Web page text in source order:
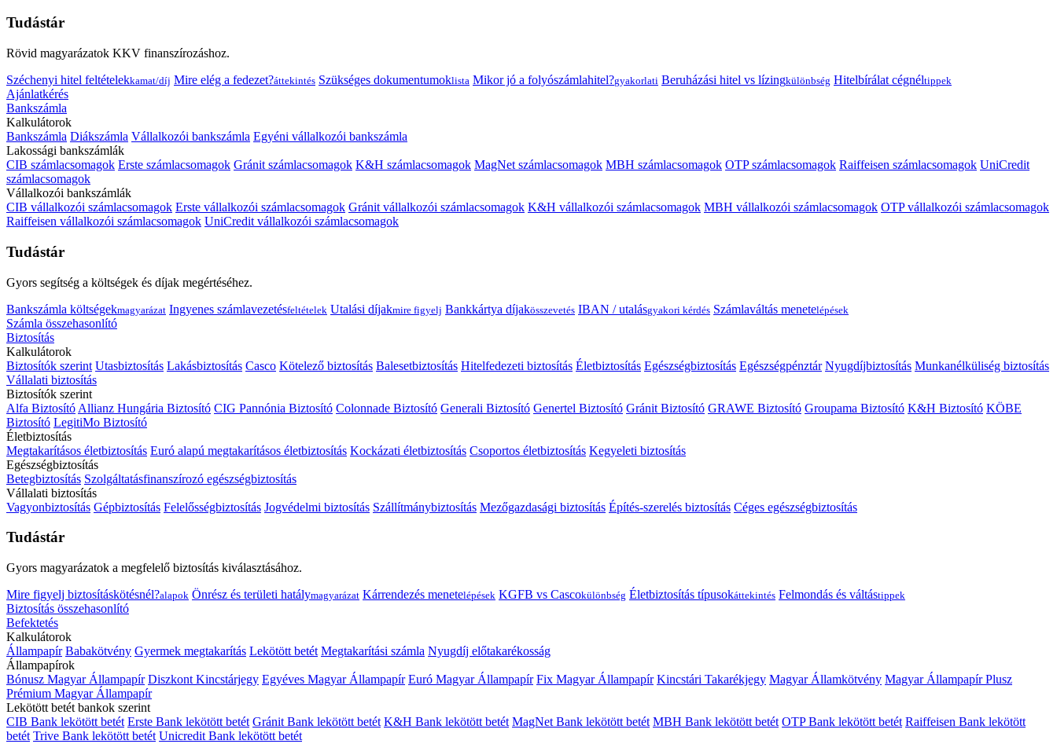
Tudástár
Rövid magyarázatok KKV finanszírozáshoz.
Széchenyi hitel feltételekkamat/díj Mire elég a fedezet?áttekintés Szükséges dokumentumoklista Mikor jó a folyószámlahitel?gyakorlati Beruházási hitel vs lízingkülönbség Hitelbírálat cégnéltippek
Ajánlatkérés
Bankszámla
Kalkulátorok
Bankszámla Diákszámla Vállalkozói bankszámla Egyéni vállalkozói bankszámla
Lakossági bankszámlák
CIB számlacsomagok Erste számlacsomagok Gránit számlacsomagok K&H számlacsomagok MagNet számlacsomagok MBH számlacsomagok OTP számlacsomagok Raiffeisen számlacsomagok UniCredit
számlacsomagok
Vállalkozói bankszámlák
CIB vállalkozói számlacsomagok Erste vállalkozói számlacsomagok Gránit vállalkozói számlacsomagok K&H vállalkozói számlacsomagok MBH vállalkozói számlacsomagok OTP vállalkozói számlacsomagok
Raiffeisen vállalkozói számlacsomagok UniCredit vállalkozói számlacsomagok
Tudástár
Gyors segítség a költségek és díjak megértéséhez.
Bankszámla költségekmagyarázat Ingyenes számlavezetésfeltételek Utalási díjakmire figyelj Bankkártya díjakösszevetés IBAN / utalásgyakori kérdés Számlaváltás menetelépések
Számla összehasonlító
Biztosítás
Kalkulátorok
Biztosítók szerint Utasbiztosítás Lakásbiztosítás Casco Kötelező biztosítás Balesetbiztosítás Hitelfedezeti biztosítás Életbiztosítás Egészségbiztosítás Egészségpénztár Nyugdíjbiztosítás Munkanélküliség biztosítás
Vállalati biztosítás
Biztosítók szerint
Alfa Biztosító Allianz Hungária Biztosító CIG Pannónia Biztosító Colonnade Biztosító Generali Biztosító Genertel Biztosító Gránit Biztosító GRAWE Biztosító Groupama Biztosító K&H Biztosító KÖBE
Biztosító LegitiMo Biztosító
Életbiztosítás
Megtakarításos életbiztosítás Euró alapú megtakarításos életbiztosítás Kockázati életbiztosítás Csoportos életbiztosítás Kegyeleti biztosítás
Egészségbiztosítás
Betegbiztosítás Szolgáltatásfinanszírozó egészségbiztosítás
Vállalati biztosítás
Vagyonbiztosítás Gépbiztosítás Felelősségbiztosítás Jogvédelmi biztosítás Szállítmánybiztosítás Mezőgazdasági biztosítás Építés-szerelés biztosítás Céges egészségbiztosítás
Tudástár
Gyors magyarázatok a megfelelő biztosítás kiválasztásához.
Mire figyelj biztosításkötésnél?alapok Önrész és területi hatálymagyarázat Kárrendezés menetelépések KGFB vs Cascokülönbség Életbiztosítás típusokáttekintés Felmondás és váltástippek
Biztosítás összehasonlító
Befektetés
Kalkulátorok
Állampapír Babakötvény Gyermek megtakarítás Lekötött betét Megtakarítási számla Nyugdíj előtakarékosság
Állampapírok
Bónusz Magyar Állampapír Diszkont Kincstárjegy Egyéves Magyar Állampapír Euró Magyar Állampapír Fix Magyar Állampapír Kincstári Takarékjegy Magyar Államkötvény Magyar Állampapír Plusz
Prémium Magyar Állampapír
Lekötött betét bankok szerint
CIB Bank lekötött betét Erste Bank lekötött betét Gránit Bank lekötött betét K&H Bank lekötött betét MagNet Bank lekötött betét MBH Bank lekötött betét OTP Bank lekötött betét Raiffeisen Bank lekötött
betét Trive Bank lekötött betét Unicredit Bank lekötött betét